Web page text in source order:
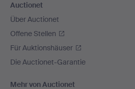
Auctionet
Über Auctionet
Offene Stellen
Für Auktionshäuser
Die Auctionet-Garantie
Mehr von Auctionet